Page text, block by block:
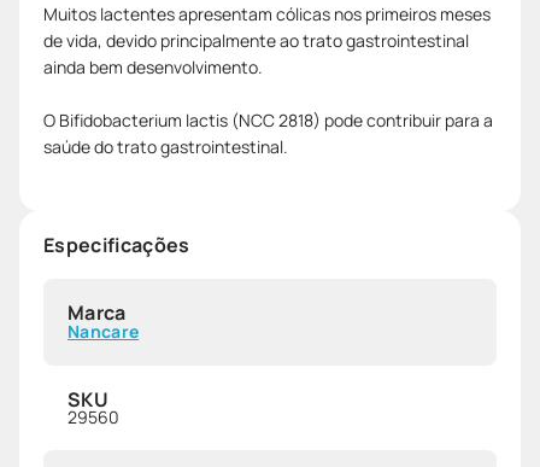
Muitos lactentes apresentam cólicas nos primeiros meses
de vida, devido principalmente ao trato gastrointestinal
ainda bem desenvolvimento.
O Bifidobacterium lactis (NCC 2818) pode contribuir para a
saúde do trato gastrointestinal.
Especificações
Marca
Nancare
SKU
29560